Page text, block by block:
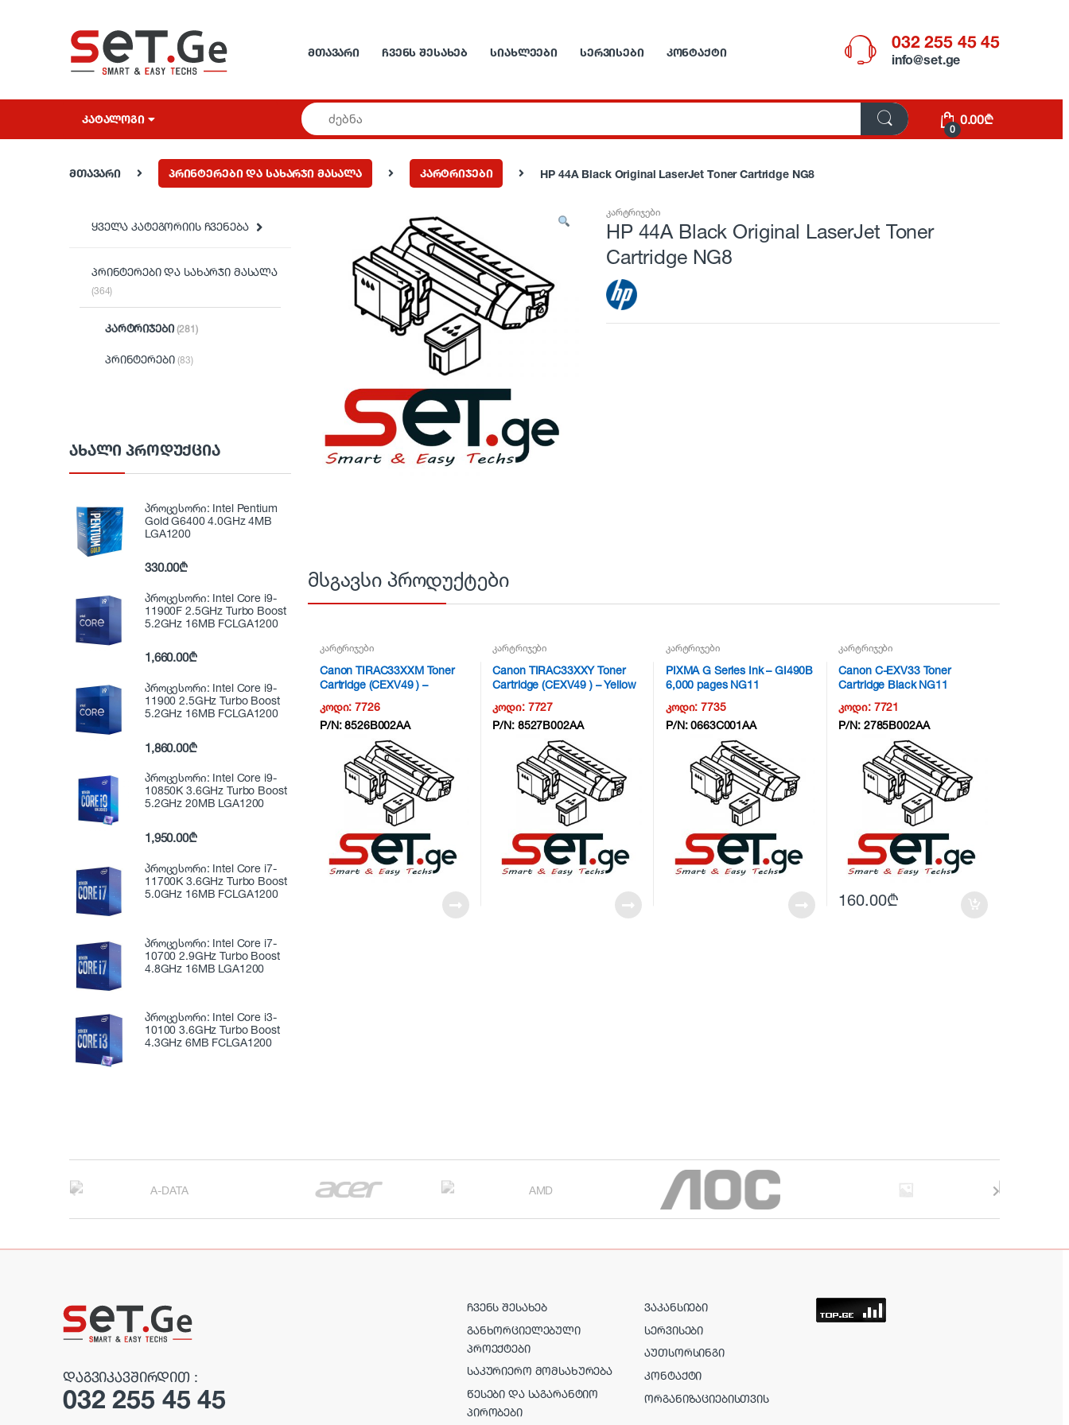
ᲛᲗᲐᲕᲐᲠᲘ ᲩᲕᲔᲜᲡ ᲨᲔᲡᲐᲮᲔᲑ ᲡᲘᲐᲮᲚᲔᲔᲑᲘ ᲡᲔᲠᲕᲘᲡᲔᲑᲘ ᲙᲝᲜᲢᲐᲥᲢᲘ
032 255 45 45
info@set.ge
ᲙᲐᲢᲐᲚᲝᲒᲘ
0
0.00₾
მთავარი პრინტერები და სახარჯი მასალა კარტრიჯები HP 44A Black Original LaserJet Toner Cartridge NG8
კარტრიჯები
HP 44A Black Original LaserJet Toner
Cartridge NG8
მსგავსი პროდუქტები
კარტრიჯები
Canon TIRAC33XXM Toner
Cartridge (CEXV49 ) –
კოდი:7726
P/N:8526B002AA
კარტრიჯები
Canon TIRAC33XXY Toner
Cartridge (CEXV49 ) – Yellow
კოდი: 7727
P/N: 8527B002AA
კარტრიჯები
PIXMA G Series Ink – GI490B
6,000 pages NG11
კოდი:7735
P/N:0663C001AA
კარტრიჯები
Canon C-EXV33 Toner
Cartridge Black NG11
კოდი: 7721
P/N: 2785B002AA
160.00₾
ყველა კატეგორიის ჩვენება
პრინტერები და სახარჯი მასალა
(364)
კარტრიჯები(281)
პრინტერები(83)
ᲐᲮᲐᲚᲘ ᲞᲠᲝᲓᲣᲥᲪᲘᲐ
პროცესორი: Intel Pentium
Gold G6400 4.0GHz 4MB
LGA1200
330.00₾
პროცესორი: Intel Core i9-
11900F 2.5GHz Turbo Boost
5.2GHz 16MB FCLGA1200
1,660.00₾
პროცესორი: Intel Core i9-
11900 2.5GHz Turbo Boost
5.2GHz 16MB FCLGA1200
1,860.00₾
პროცესორი: Intel Core i9-
10850K 3.6GHz Turbo Boost
5.2GHz 20MB LGA1200
1,950.00₾
პროცესორი: Intel Core i7-
11700K 3.6GHz Turbo Boost
5.0GHz 16MB FCLGA1200
პროცესორი: Intel Core i7-
10700 2.9GHz Turbo Boost
4.8GHz 16MB LGA1200
პროცესორი: Intel Core i3-
10100 3.6GHz Turbo Boost
4.3GHz 6MB FCLGA1200
ᲓᲐᲒᲕᲘᲙᲐᲕᲨᲘᲠᲓᲘᲗ :
032 255 45 45
ᲩᲕᲔᲜᲡ ᲨᲔᲡᲐᲮᲔᲑ
ᲒᲐᲜᲮᲝᲠᲪᲘᲔᲚᲔᲑᲣᲚᲘ
ᲞᲠᲝᲔᲥᲢᲔᲑᲘ
ᲡᲐᲙᲣᲠᲘᲔᲠᲝ ᲛᲝᲛᲡᲐᲮᲣᲠᲔᲑᲐ
ᲬᲔᲡᲔᲑᲘ ᲓᲐ ᲡᲐᲒᲐᲠᲐᲜᲢᲘᲝ
ᲞᲘᲠᲝᲑᲔᲑᲘ
ᲕᲐᲙᲐᲜᲡᲘᲔᲑᲘ
ᲡᲔᲠᲕᲘᲡᲔᲑᲘ
ᲐᲣᲗᲡᲝᲠᲡᲘᲜᲒᲘ
ᲙᲝᲜᲢᲐᲥᲢᲘ
ᲝᲠᲒᲐᲜᲘᲖᲐᲪᲘᲔᲑᲘᲡᲗᲕᲘᲡ